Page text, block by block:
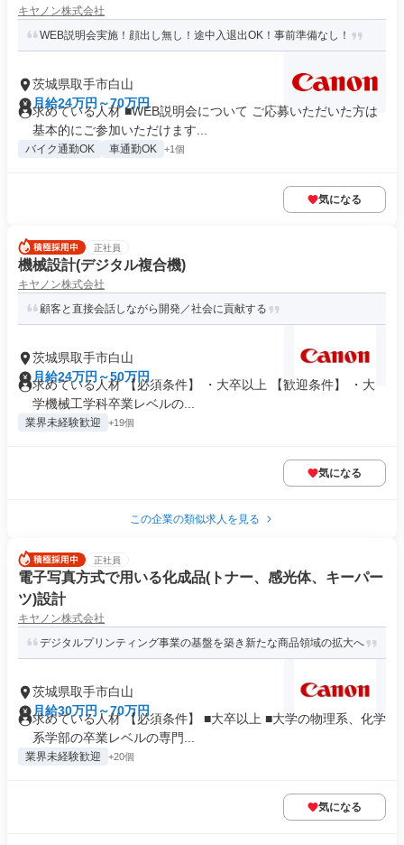
キヤノン株式会社
WEB説明会実施！顔出し無し！途中入退出OK！事前準備なし！
茨城県取手市白山
月給24万円～70万円
求めている人材 ■WEB説明会について ご応募いただいた方は
基本的にご参加いただけます...
バイク通勤OK 車通勤OK +1個
気になる
正社員
機械設計(デジタル複合機)
キヤノン株式会社
顧客と直接会話しながら開発／社会に貢献する
茨城県取手市白山
月給24万円～50万円
求めている人材 【必須条件】 ・大卒以上 【歓迎条件】 ・大
学機械工学科卒業レベルの...
業界未経験歓迎 +19個
気になる
この企業の類似求人を見る
正社員
電子写真方式で用いる化成品(トナー、感光体、キーパー
ツ)設計
キヤノン株式会社
デジタルプリンティング事業の基盤を築き新たな商品領域の拡大へ
茨城県取手市白山
月給30万円～70万円
求めている人材 【必須条件】 ■大卒以上 ■大学の物理系、化学
系学部の卒業レベルの専門...
業界未経験歓迎 +20個
気になる